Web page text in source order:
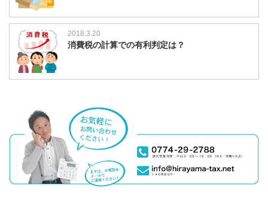
2018.3.20
消費税の計算での有利判定は？